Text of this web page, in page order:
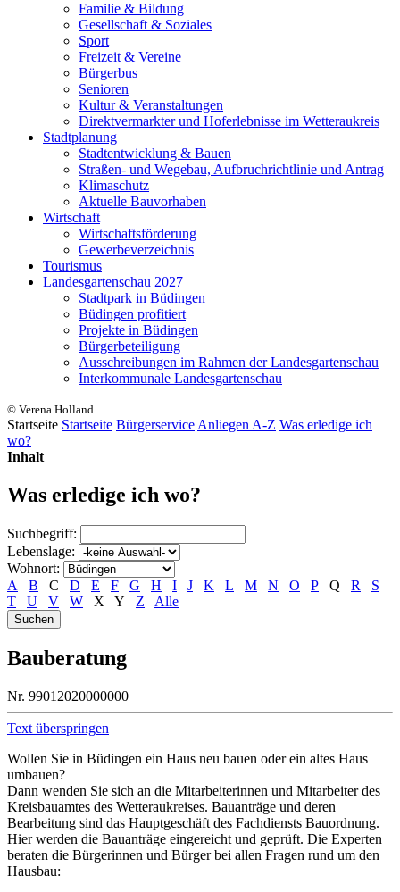
Familie & Bildung
Gesellschaft & Soziales
Sport
Freizeit & Vereine
Bürgerbus
Senioren
Kultur & Veranstaltungen
Direktvermarkter und Hoferlebnisse im Wetteraukreis
Stadtplanung
Stadtentwicklung & Bauen
Straßen- und Wegebau, Aufbruchrichtlinie und Antrag
Klimaschutz
Aktuelle Bauvorhaben
Wirtschaft
Wirtschaftsförderung
Gewerbeverzeichnis
Tourismus
Landesgartenschau 2027
Stadtpark in Büdingen
Büdingen profitiert
Projekte in Büdingen
Bürgerbeteiligung
Ausschreibungen im Rahmen der Landesgartenschau
Interkommunale Landesgartenschau
© Verena Holland
Startseite Startseite Bürgerservice Anliegen A-Z Was erledige ich
wo?
Inhalt
Was erledige ich wo?
Suchbegriff:
Lebenslage:
Wohnort:
A
B C D E F G H I J K L M N O P Q R
S
T
U V W X Y Z Alle
Bauberatung
Nr. 99012020000000
Text überspringen
Wollen Sie in Büdingen ein Haus neu bauen oder ein altes Haus
umbauen?
Dann wenden Sie sich an die Mitarbeiterinnen und Mitarbeiter des
Kreisbauamtes des Wetteraukreises. Bauanträge und deren
Bearbeitung sind das Hauptgeschäft des Fachdiensts Bauordnung.
Hier werden die Bauanträge eingereicht und geprüft. Die Experten
beraten die Bürgerinnen und Bürger bei allen Fragen rund um den
Hausbau: